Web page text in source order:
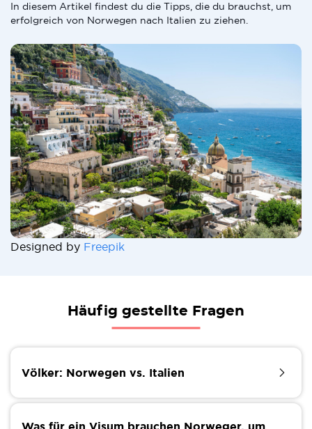
In diesem Artikel findest du die Tipps, die du brauchst, um
erfolgreich von Norwegen nach Italien zu ziehen.
Designed by Freepik
Häufig gestellte Fragen
Völker: Norwegen vs. Italien
Wenn du von Norwegen nach Italien ziehst, musst
Was für ein Visum brauchen Norweger, um